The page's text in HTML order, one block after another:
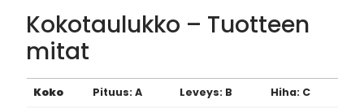
Kokotaulukko – Tuotteen
mitat
Koko Pituus: A Leveys: B Hiha: C